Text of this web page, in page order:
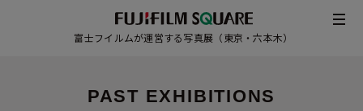
富士フイルムが運営する写真展（東京・六本木）
PAST EXHIBITIONS